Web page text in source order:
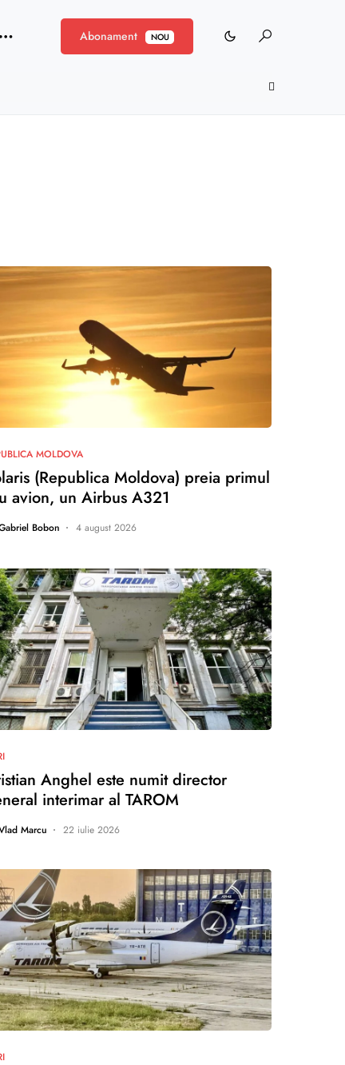
Abonament NOU
nu există comentarii
MOLDOVA
(Republica Moldova) preia primul
avion, un Airbus A321
Bobon 4 august 2026
Anghel este numit director
interimar al TAROM
Marcu 22 iulie 2026